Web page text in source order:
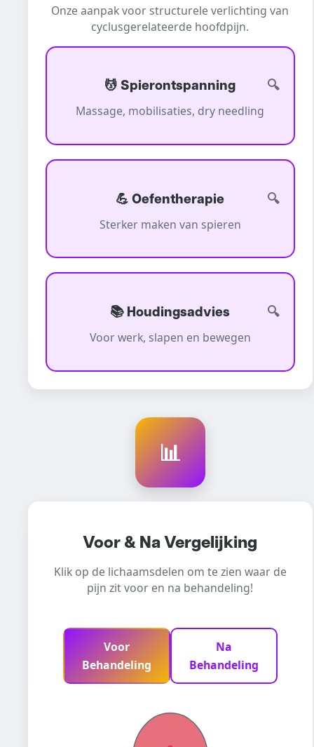
Onze aanpak voor structurele verlichting van
cyclusgerelateerde hoofdpijn.
💆 Spierontspanning
Massage, mobilisaties, dry needling
💪 Oefentherapie
Sterker maken van spieren
📚 Houdingsadvies
Voor werk, slapen en bewegen
📊
Voor & Na Vergelijking
Klik op de lichaamsdelen om te zien waar de
pijn zit voor en na behandeling!
Voor
Behandeling
Na
Behandeling